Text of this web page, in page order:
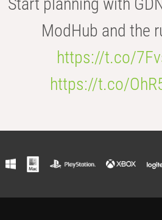
ModHub and the
https://t.co/
https://t.co/